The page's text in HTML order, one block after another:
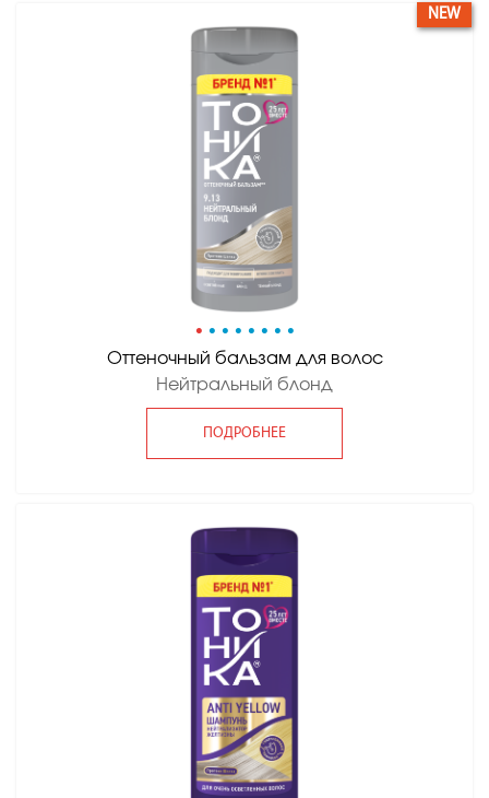
• • • • • • • •
Оттеночный бальзам для волос
Нейтральный блонд
ПОДРОБНЕЕ
NEW